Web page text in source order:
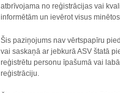
atbrīvojama no reģistrācijas vai
informētām un ievērot visus
Šis paziņojums nav vērtspapīru
vai saskaņā ar jebkurā ASV štatā
reģistrētu personu īpašumā vai
reģistrāciju.